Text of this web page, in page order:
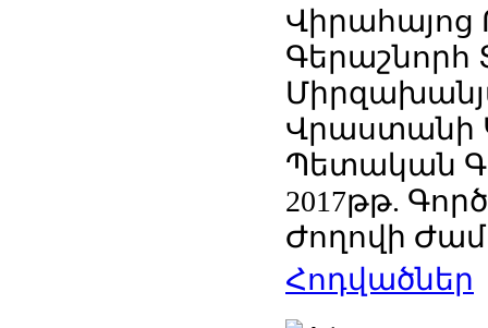
Վիրահայոց
Գերաշնորհ
Վրաստանի
Պետական
2017թթ.
Ժողովի
Հոդվածներ